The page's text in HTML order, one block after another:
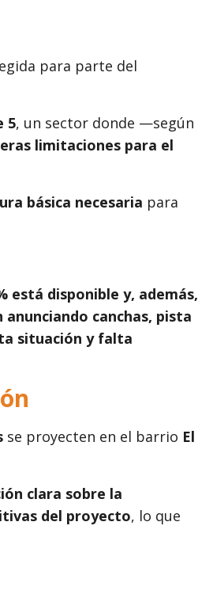
para parte del
5, un sector donde —según
limitaciones para el
básica necesaria para
está disponible y, además,
canchas, pista
situación y falta
se proyecten en el barrio El
clara sobre la
del proyecto, lo que